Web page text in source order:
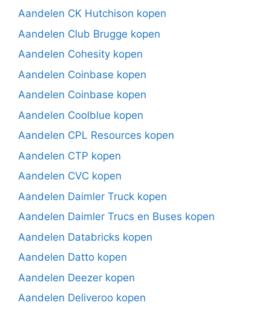
Aandelen CK Hutchison kopen
Aandelen Club Brugge kopen
Aandelen Cohesity kopen
Aandelen Coinbase kopen
Aandelen Coinbase kopen
Aandelen Coolblue kopen
Aandelen CPL Resources kopen
Aandelen CTP kopen
Aandelen CVC kopen
Aandelen Daimler Truck kopen
Aandelen Daimler Trucs en Buses kopen
Aandelen Databricks kopen
Aandelen Datto kopen
Aandelen Deezer kopen
Aandelen Deliveroo kopen